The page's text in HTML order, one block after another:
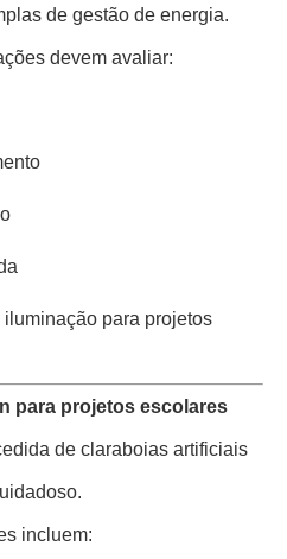
de gestão de energia.
devem avaliar:
para projetos
para projetos escolares
de claraboias artificiais
incluem: